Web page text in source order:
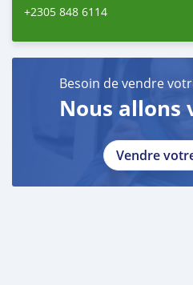
+2305 848 6114
Besoin de vendre
Nous allons
Vendre